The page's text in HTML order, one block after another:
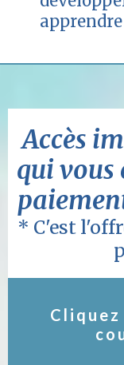
Accès
qui vous
* C'est